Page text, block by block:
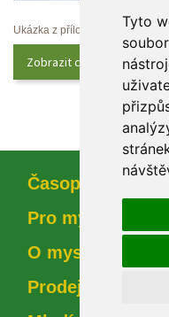
Tyto
Ukázka z přílohy
Zobrazit celý obsah
Časopi
Pro myslivce
O myslivosti
Prodejna